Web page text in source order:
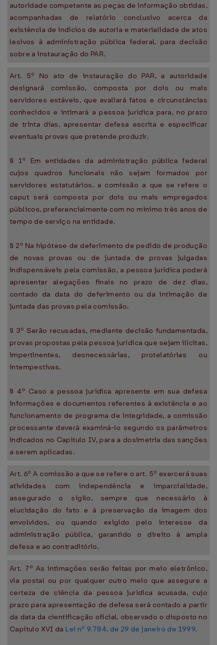
autoridade competente as peças de informação obtidas,
acompanhadas de relatório conclusivo acerca da
existência de indícios de autoria e materialidade de atos
lesivos à administração pública federal, para decisão
sobre a instauração do PAR.
Art. 5º No ato de instauração do PAR, a autoridade
designará comissão, composta por dois ou mais
servidores estáveis, que avaliará fatos e circunstâncias
conhecidos e intimará a pessoa jurídica para, no prazo
de trinta dias, apresentar defesa escrita e especificar
eventuais provas que pretende produzir.
§ 1º Em entidades da administração pública federal
cujos quadros funcionais não sejam formados por
servidores estatutários, a comissão a que se refere o
caput será composta por dois ou mais empregados
públicos, preferencialmente com no mínimo três anos de
tempo de serviço na entidade.
§ 2º Na hipótese de deferimento de pedido de produção
de novas provas ou de juntada de provas julgadas
indispensáveis pela comissão, a pessoa jurídica poderá
apresentar alegações finais no prazo de dez dias,
contado da data do deferimento ou da intimação de
juntada das provas pela comissão.
§ 3º Serão recusadas, mediante decisão fundamentada,
provas propostas pela pessoa jurídica que sejam ilícitas,
impertinentes, desnecessárias, protelatórias ou
intempestivas.
§ 4º Caso a pessoa jurídica apresente em sua defesa
informações e documentos referentes à existência e ao
funcionamento de programa de integridade, a comissão
processante deverá examiná-lo segundo os parâmetros
indicados no Capítulo IV, para a dosimetria das sanções
a serem aplicadas.
Art. 6º A comissão a que se refere o art. 5º exercerá suas
atividades com independência e imparcialidade,
assegurado o sigilo, sempre que necessário à
elucidação do fato e à preservação da imagem dos
envolvidos, ou quando exigido pelo interesse da
administração pública, garantido o direito à ampla
defesa e ao contraditório.
Art. 7º As intimações serão feitas por meio eletrônico,
via postal ou por qualquer outro meio que assegure a
certeza de ciência da pessoa jurídica acusada, cujo
prazo para apresentação de defesa será contado a partir
da data da cientificação oficial, observado o disposto no
Capítulo XVI da Lei nº 9.784, de 29 de janeiro de 1999.